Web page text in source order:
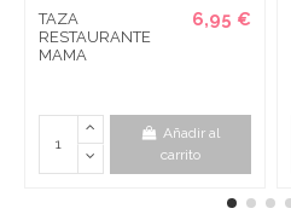
TAZA
RESTAURANTE
MAMA
6,95 €
Añadir al
carrito